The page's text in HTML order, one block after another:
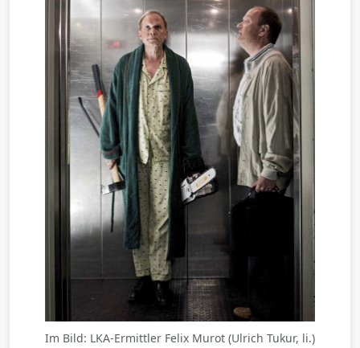
Im Bild: LKA-Ermittler Felix Murot (Ulrich Tukur, li.)